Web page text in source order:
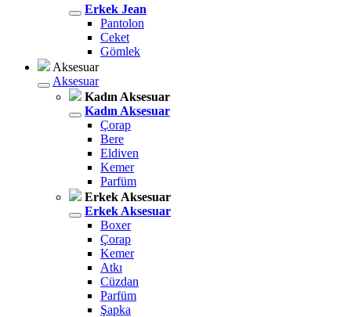
Erkek Jean
Pantolon
Ceket
Gömlek
Aksesuar
Aksesuar
Kadın Aksesuar
Kadın Aksesuar
Çorap
Bere
Eldiven
Kemer
Parfüm
Erkek Aksesuar
Erkek Aksesuar
Boxer
Çorap
Kemer
Atkı
Cüzdan
Parfüm
Şapka